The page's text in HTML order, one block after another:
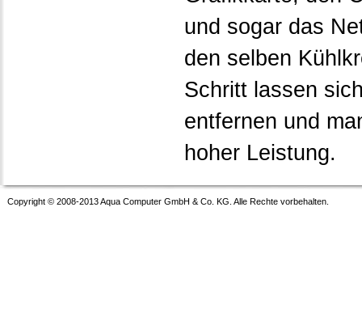
und sogar das
den selben
Schritt lassen
entfernen und
hoher Leistung.
Copyright © 2008-2013 Aqua Computer GmbH & Co. KG. Alle Rechte vorbehalten.